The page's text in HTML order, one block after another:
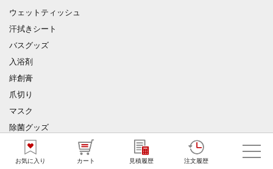
お気に入り カート 見積履歴 注文履歴
ウェットティッシュ
汗拭きシート
バスグッズ
入浴剤
絆創膏
爪切り
マスク
除菌グッズ
トイレットペーパー